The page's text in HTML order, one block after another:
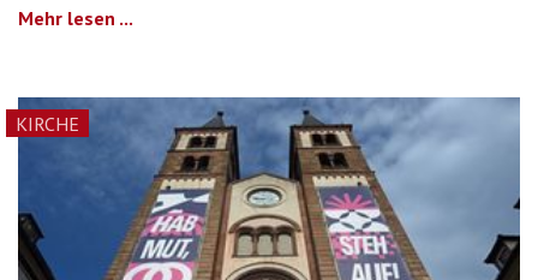
Mehr lesen ...
KIRCHE